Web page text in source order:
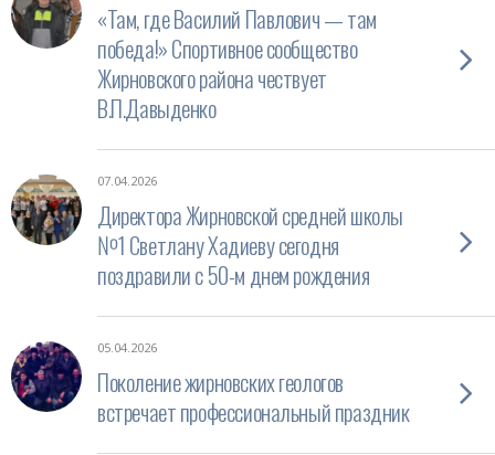
«Там, где Василий Павлович — там
победа!» Спортивное сообщество
Жирновского района чествует
В.П.Давыденко
07.04.2026
Директора Жирновской средней школы
№1 Светлану Хадиеву сегодня
поздравили с 50-м днем рождения
05.04.2026
Поколение жирновских геологов
встречает профессиональный праздник